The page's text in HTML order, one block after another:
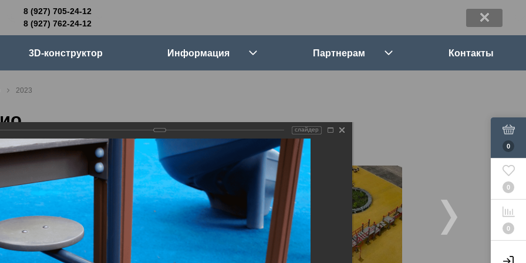
8 (927) 705-24-12
8 (927) 762-24-12
24-12
24-12
г. Самара, Московское шоссе 18км Территория Завода Приборных Подшипников
прайс-листа
3D-конструктор Информация Партнерам Контакты
2023
0
0
0
слайдер